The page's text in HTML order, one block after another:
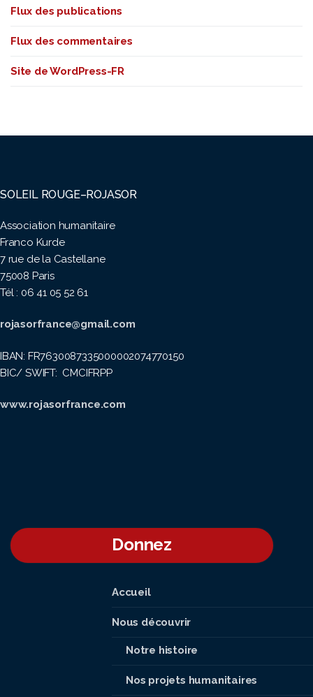
Flux des publications
Flux des commentaires
Site de WordPress-FR
SOLEIL ROUGE–ROJASOR
Association humanitaire
Franco Kurde
7 rue de la Castellane
75008 Paris
Tél : 06 41 05 52 61
rojasorfrance@gmail.com
IBAN: FR7630087335000002074770150
BIC/ SWIFT: CMCIFRPP
www.rojasorfrance.com
Donnez
Accueil
Nous découvrir
Notre histoire
Nos projets humanitaires